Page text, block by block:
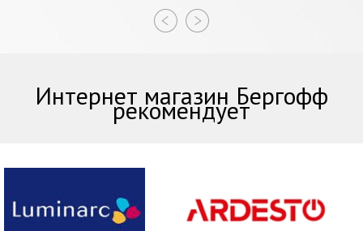
Интернет магазин Бергофф
рекомендует